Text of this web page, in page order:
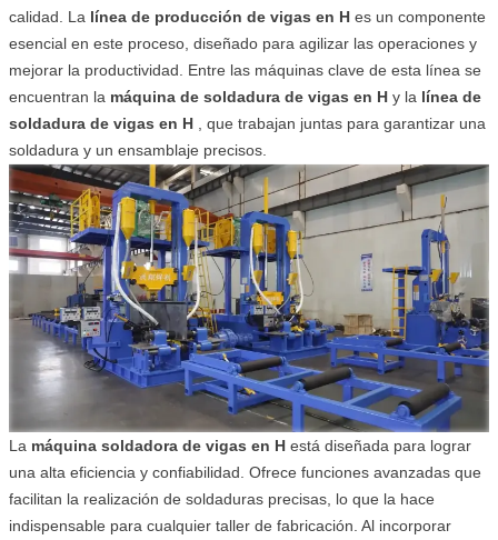
calidad. La línea de producción de vigas en H es un componente
esencial en este proceso, diseñado para agilizar las operaciones y
mejorar la productividad. Entre las máquinas clave de esta línea se
encuentran la máquina de soldadura de vigas en H y la línea de
soldadura de vigas en H , que trabajan juntas para garantizar una
soldadura y un ensamblaje precisos.
La máquina soldadora de vigas en H está diseñada para lograr
una alta eficiencia y confiabilidad. Ofrece funciones avanzadas que
facilitan la realización de soldaduras precisas, lo que la hace
indispensable para cualquier taller de fabricación. Al incorporar